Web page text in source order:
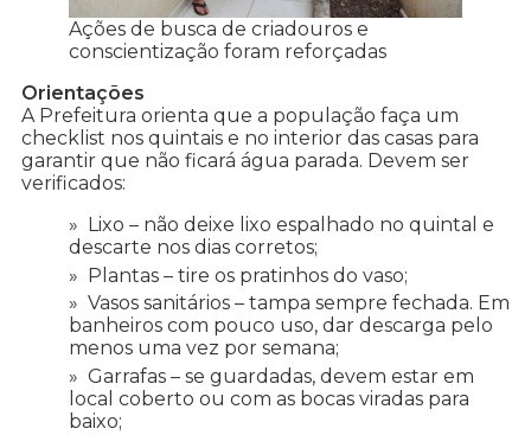
Ações de busca de criadouros e
conscientização foram reforçadas
Orientações
A Prefeitura orienta que a população faça um
checklist nos quintais e no interior das casas para
garantir que não ficará água parada. Devem ser
verificados:
Lixo – não deixe lixo espalhado no quintal e
descarte nos dias corretos;
Plantas – tire os pratinhos do vaso;
Vasos sanitários – tampa sempre fechada. Em
banheiros com pouco uso, dar descarga pelo
menos uma vez por semana;
Garrafas – se guardadas, devem estar em
local coberto ou com as bocas viradas para
baixo;